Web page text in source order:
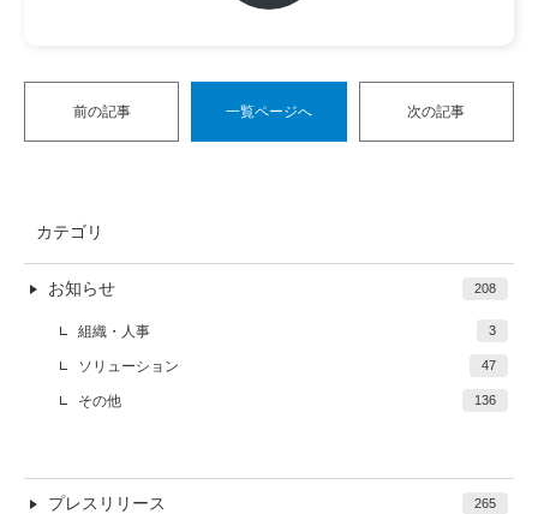
前の記事 一覧ページへ 次の記事
カテゴリ
お知らせ 208
組織・人事 3
ソリューション 47
その他 136
プレスリリース 265